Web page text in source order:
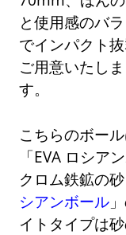
と使用感のバ
でインパクト
ご用意いたし
す。
こちらのボー
「EVA ロシア
クロム鉄鉱の
シアンボール
イトタイプは